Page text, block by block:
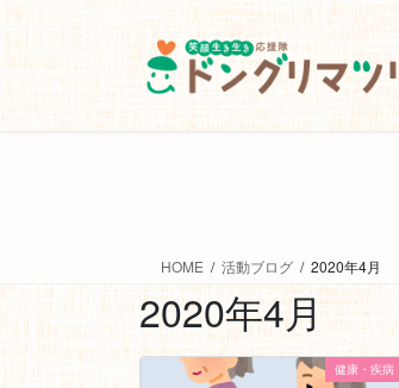
HOME 活動ブログ 2020年4月
2020年4月
健康・疾病